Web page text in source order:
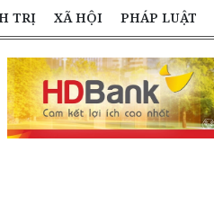
TRỊ XÃ HỘI PHÁP LUẬT